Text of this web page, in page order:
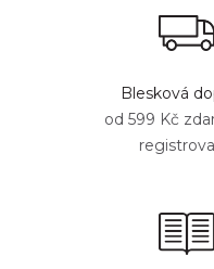
Blesková
od 599 Kč